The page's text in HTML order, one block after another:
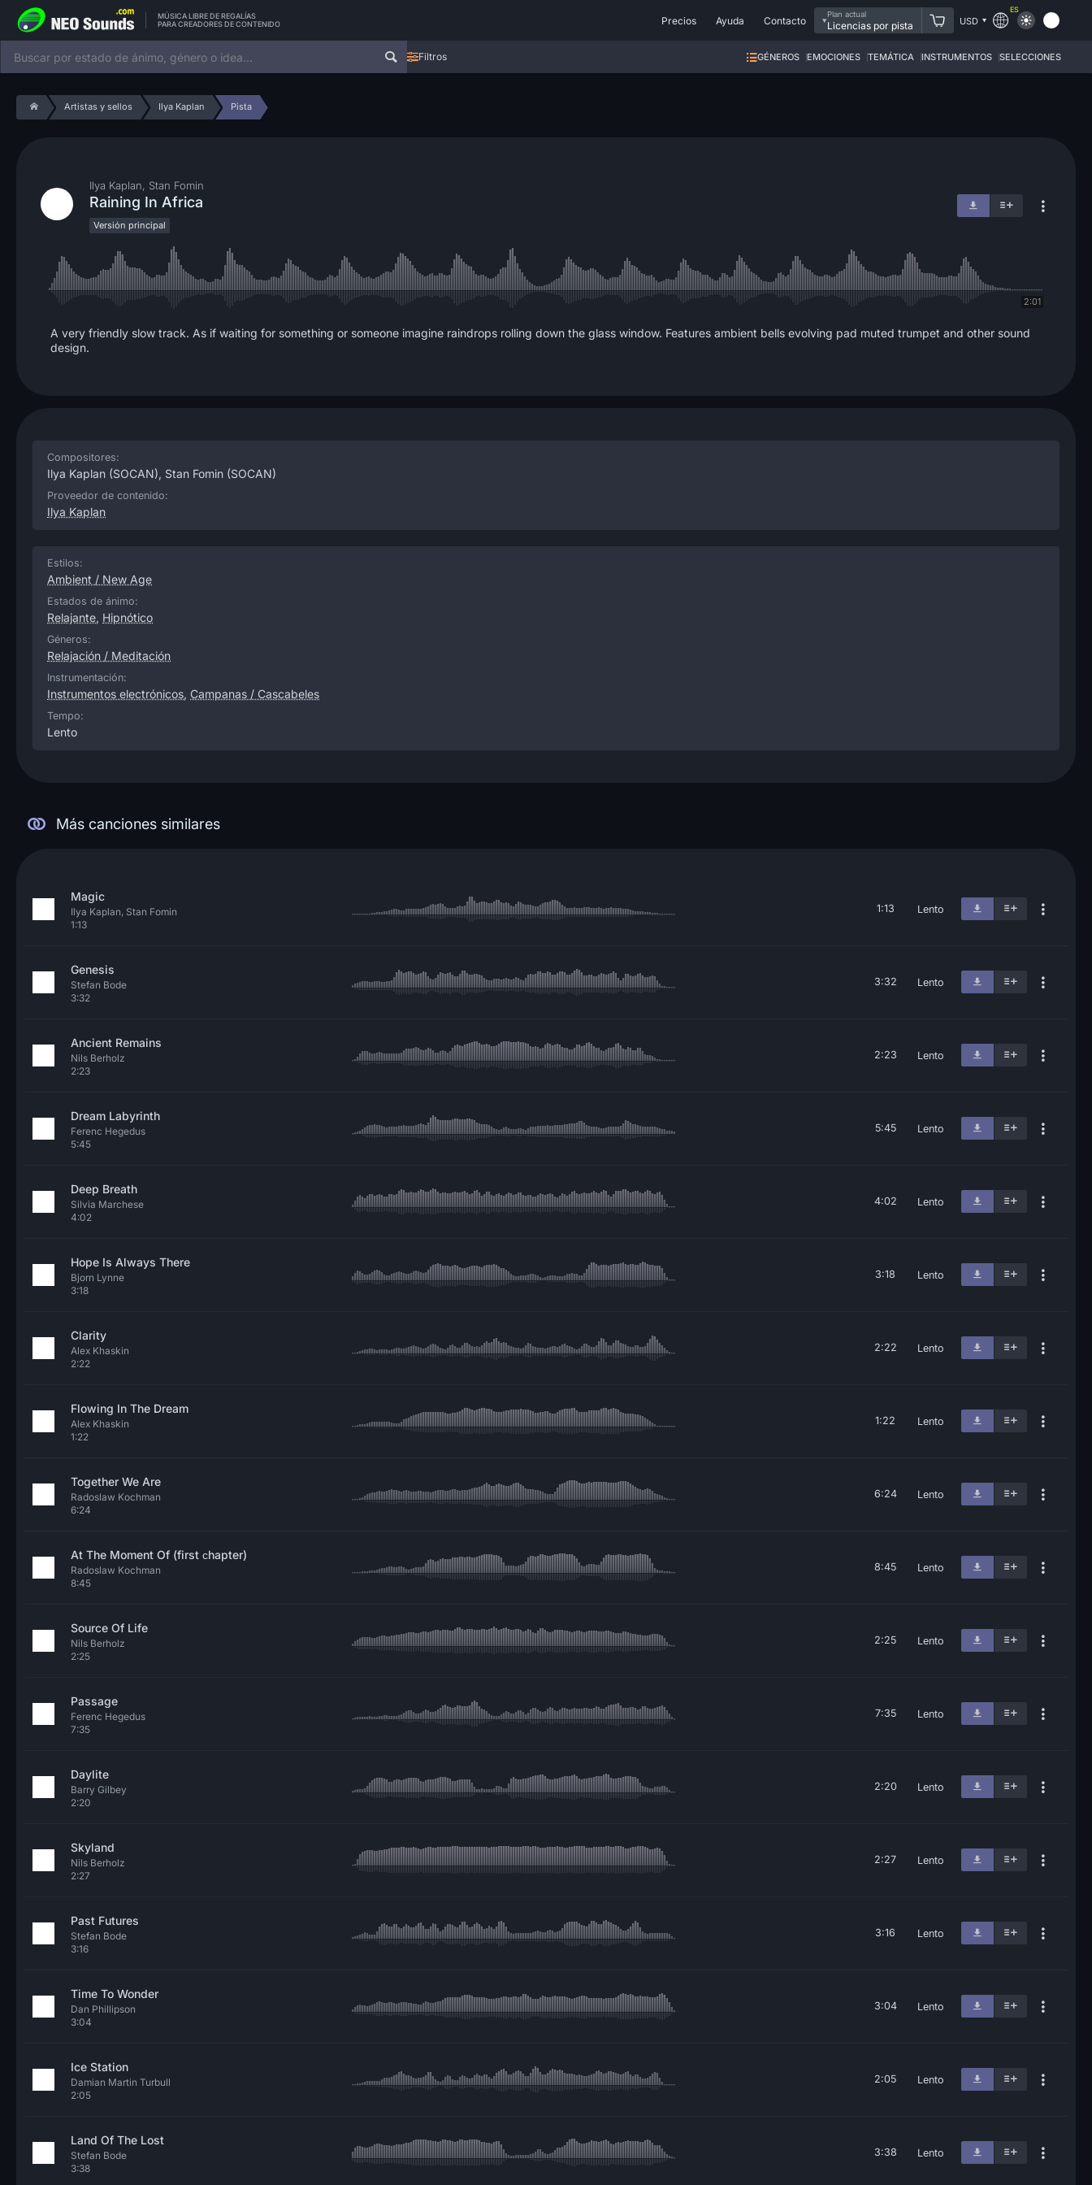
MÚSICA LIBRE DE REGALÍAS
PARA CREADORES DE CONTENIDO
Precios Ayuda Contacto
Plan actual
Licencias por pista USD
ES
Filtros GÉNEROS EMOCIONES TEMÁTICA INSTRUMENTOS SELECCIONES
Artistas y sellos Ilya Kaplan Pista
Ilya Kaplan, Stan Fomin
Raining In Africa
Versión principal
2:01
A very friendly slow track. As if waiting for something or someone imagine raindrops rolling down the glass window. Features ambient bells evolving pad muted trumpet and other sound
design.
Compositores:
Ilya Kaplan (SOCAN), Stan Fomin (SOCAN)
Proveedor de contenido:
Ilya Kaplan
Estilos:
Ambient / New Age
Estados de ánimo:
Relajante, Hipnótico
Géneros:
Relajación / Meditación
Instrumentación:
Instrumentos electrónicos, Campanas / Cascabeles
Tempo:
Lento
Más canciones similares
Magic
Ilya Kaplan, Stan Fomin
1:13
1:13 Lento
Genesis
Stefan Bode
3:32
3:32 Lento
Ancient Remains
Nils Berholz
2:23
2:23 Lento
Dream Labyrinth
Ferenc Hegedus
5:45
5:45 Lento
Deep Breath
Silvia Marchese
4:02
4:02 Lento
Hope Is Always There
Bjorn Lynne
3:18
3:18 Lento
Clarity
Alex Khaskin
2:22
2:22 Lento
Flowing In The Dream
Alex Khaskin
1:22
1:22 Lento
Together We Are
Radoslaw Kochman
6:24
6:24 Lento
At The Moment Of (first сhapter)
Radoslaw Kochman
8:45
8:45 Lento
Source Of Life
Nils Berholz
2:25
2:25 Lento
Passage
Ferenc Hegedus
7:35
7:35 Lento
Daylite
Barry Gilbey
2:20
2:20 Lento
Skyland
Nils Berholz
2:27
2:27 Lento
Past Futures
Stefan Bode
3:16
3:16 Lento
Time To Wonder
Dan Phillipson
3:04
3:04 Lento
Ice Station
Damian Martin Turbull
2:05
2:05 Lento
Land Of The Lost
Stefan Bode
3:38
3:38 Lento